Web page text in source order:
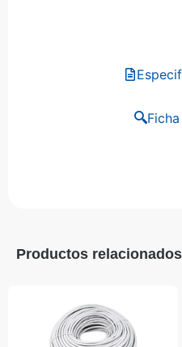
Productos relacionados